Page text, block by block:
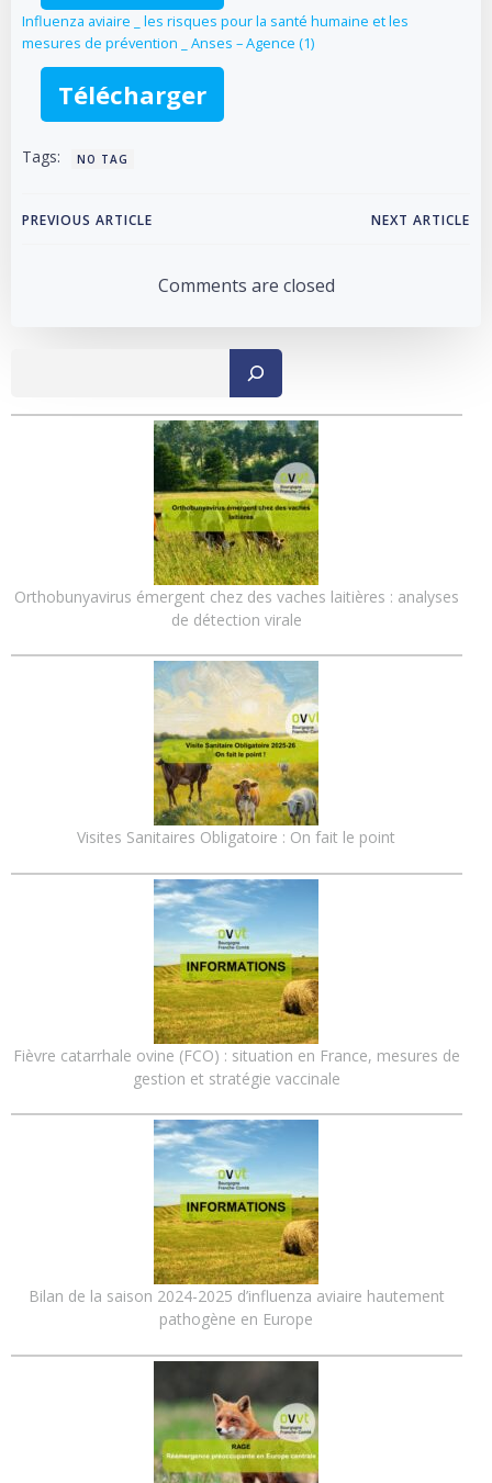
Influenza aviaire _ les risques pour la santé humaine et les
mesures de prévention _ Anses – Agence (1)
Télécharger
Tags: NO TAG
Post
navigation
PREVIOUS ARTICLE
navigation
NEXT ARTICLE
Comments are closed
Orthobunyavirus émergent chez des vaches laitières : analyses
de détection virale
Visites Sanitaires Obligatoire : On fait le point
Fièvre catarrhale ovine (FCO) : situation en France, mesures de
gestion et stratégie vaccinale
Bilan de la saison 2024-2025 d’influenza aviaire hautement
pathogène en Europe